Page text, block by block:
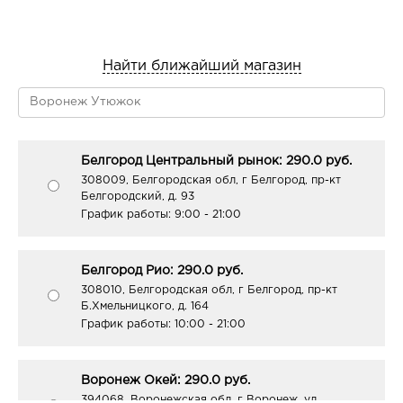
Найти ближайший магазин
Белгород Центральный рынок: 290.0 руб.
308009, Белгородская обл, г Белгород, пр-кт
Белгородский, д. 93
График работы: 9:00 - 21:00
Белгород Рио: 290.0 руб.
308010, Белгородская обл, г Белгород, пр-кт
Б.Хмельницкого, д. 164
График работы: 10:00 - 21:00
Воронеж Окей: 290.0 руб.
394068, Воронежская обл, г Воронеж, ул